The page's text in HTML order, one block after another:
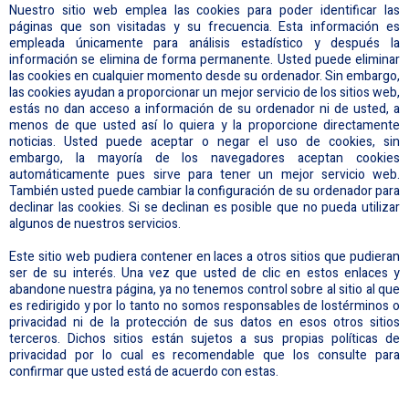
Nuestro sitio web emplea las cookies para poder identificar las
páginas que son visitadas y su frecuencia. Esta información es
empleada únicamente para análisis estadístico y después la
información se elimina de forma permanente. Usted puede eliminar
las cookies en cualquier momento desde su ordenador. Sin embargo,
las cookies ayudan a proporcionar un mejor servicio de los sitios web,
estás no dan acceso a información de su ordenador ni de usted, a
menos de que usted así lo quiera y la proporcione directamente
noticias. Usted puede aceptar o negar el uso de cookies, sin
embargo, la mayoría de los navegadores aceptan cookies
automáticamente pues sirve para tener un mejor servicio web.
También usted puede cambiar la configuración de su ordenador para
declinar las cookies. Si se declinan es posible que no pueda utilizar
algunos de nuestros servicios.
Este sitio web pudiera contener en laces a otros sitios que pudieran
ser de su interés. Una vez que usted de clic en estos enlaces y
abandone nuestra página, ya no tenemos control sobre al sitio al que
es redirigido y por lo tanto no somos responsables de lostérminos o
privacidad ni de la protección de sus datos en esos otros sitios
terceros. Dichos sitios están sujetos a sus propias políticas de
privacidad por lo cual es recomendable que los consulte para
confirmar que usted está de acuerdo con estas.